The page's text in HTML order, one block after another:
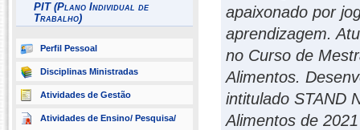
PIT (Plano Individual de
Trabalho)
Perfil Pessoal
Disciplinas Ministradas
Atividades de Gestão
Atividades de Ensino/ Pesquisa/
apaixonado por
aprendizagem.
no Curso de
Alimentos.
intitulado STAND
Alimentos de